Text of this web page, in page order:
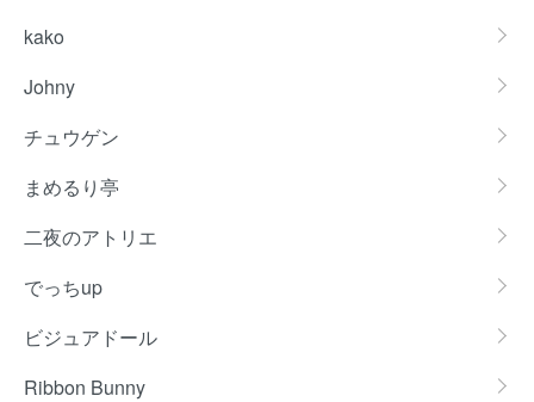
kako
Johny
チュウゲン
まめるり亭
二夜のアトリエ
でっちup
ビジュアドール
Ribbon Bunny